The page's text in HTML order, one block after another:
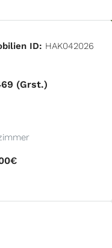
ID: HAK042026
(Grst.)